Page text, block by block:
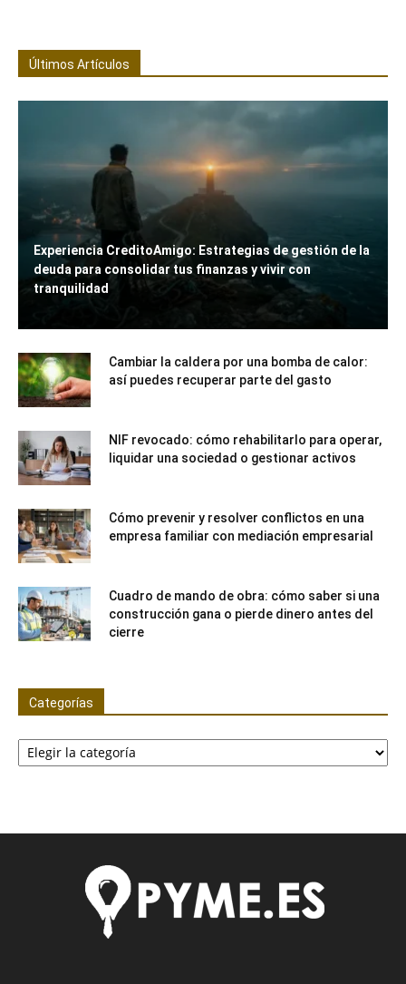
Últimos Artículos
Experiencia CreditoAmigo: Estrategias de gestión de la
deuda para consolidar tus finanzas y vivir con
tranquilidad
Cambiar la caldera por una bomba de calor:
así puedes recuperar parte del gasto
NIF revocado: cómo rehabilitarlo para operar,
liquidar una sociedad o gestionar activos
Cómo prevenir y resolver conflictos en una
empresa familiar con mediación empresarial
Cuadro de mando de obra: cómo saber si una
construcción gana o pierde dinero antes del
cierre
Categorías
Categorías